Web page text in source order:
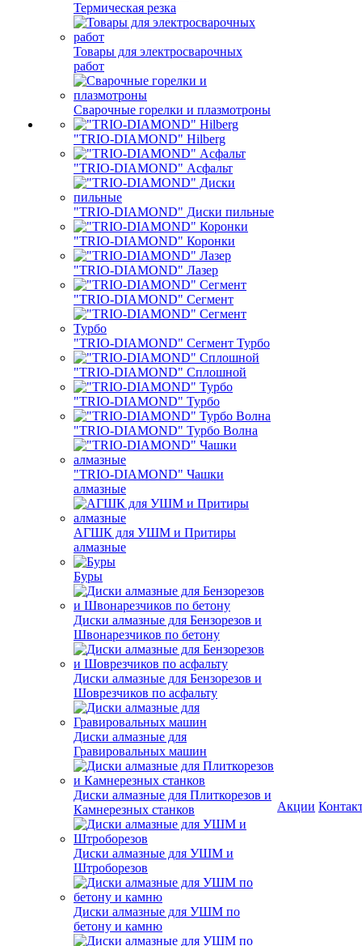
Термическая резка
Товары для электросварочных
работ
Сварочные горелки и плазмотроны
"TRIO-DIAMOND" Hilberg
"TRIO-DIAMOND" Асфальт
"TRIO-DIAMOND" Диски пильные
"TRIO-DIAMOND" Коронки
"TRIO-DIAMOND" Лазер
"TRIO-DIAMOND" Сегмент
"TRIO-DIAMOND" Сегмент Турбо
"TRIO-DIAMOND" Сплошной
"TRIO-DIAMOND" Турбо
"TRIO-DIAMOND" Турбо Волна
"TRIO-DIAMOND" Чашки
алмазные
АГШК для УШМ и Притиры
алмазные
Буры
Диски алмазные для Бензорезов и
Швонарезчиков по бетону
Диски алмазные для Бензорезов и
Шоврезчиков по асфальту
Диски алмазные для
Гравировальных машин
Диски алмазные для Плиткорезов и
Камнерезных станков
Диски алмазные для УШМ и
Штроборезов
Диски алмазные для УШМ по
бетону и камню
Акции